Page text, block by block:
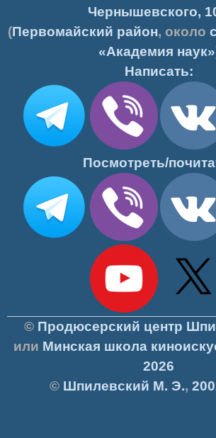
Чернышевского,
(Первомайский район, около
«Академия наук»
Написать:
Посмотреть/
© Продюсерский центр
или Минская школа
2026
© Шпилевский М. Э.,